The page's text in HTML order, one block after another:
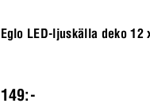
Eglo LED-ljuskälla deko 12
149:-